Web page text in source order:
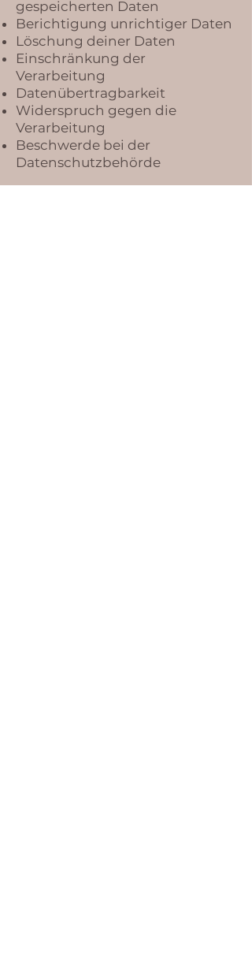
gespeicherten Daten
Berichtigung unrichtiger Daten
Löschung deiner Daten
Einschränkung der
Verarbeitung
Datenübertragbarkeit
Widerspruch gegen die
Verarbeitung
Beschwerde bei der
Datenschutzbehörde